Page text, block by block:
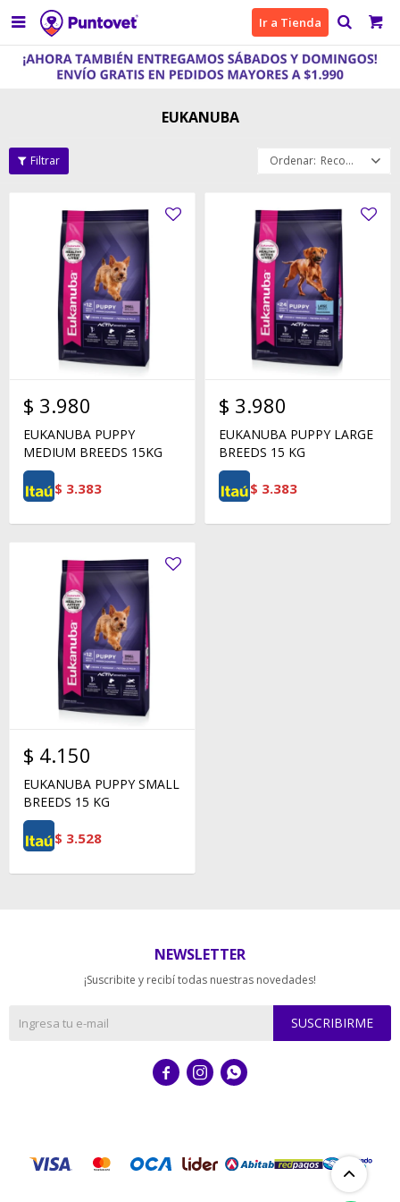
 Ir a Tienda
EUKANUBA
Recomendados
$ 3.980
EUKANUBA PUPPY
MEDIUM BREEDS 15KG
$ 3.383
$ 3.980
EUKANUBA PUPPY LARGE
BREEDS 15 KG
$ 3.383
$ 4.150
EUKANUBA PUPPY SMALL
BREEDS 15 KG
$ 3.528
NEWSLETTER
¡Suscribite y recibí todas nuestras novedades!
SUSCRIBIRME
  